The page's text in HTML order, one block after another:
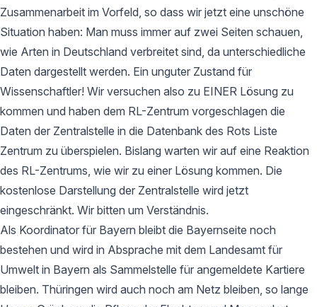
Zusammenarbeit im Vorfeld, so dass wir jetzt eine unschöne
Situation haben: Man muss immer auf zwei Seiten schauen,
wie Arten in Deutschland verbreitet sind, da unterschiedliche
Daten dargestellt werden. Ein unguter Zustand für
Wissenschaftler! Wir versuchen also zu EINER Lösung zu
kommen und haben dem RL-Zentrum vorgeschlagen die
Daten der Zentralstelle in die Datenbank des Rots Liste
Zentrum zu überspielen. Bislang warten wir auf eine Reaktion
des RL-Zentrums, wie wir zu einer Lösung kommen. Die
kostenlose Darstellung der Zentralstelle wird jetzt
eingeschränkt. Wir bitten um Verständnis.
Als Koordinator für Bayern bleibt die Bayernseite noch
bestehen und wird in Absprache mit dem Landesamt für
Umwelt in Bayern als Sammelstelle für angemeldete Kartiere
bleiben. Thüringen wird auch noch am Netz bleiben, so lange